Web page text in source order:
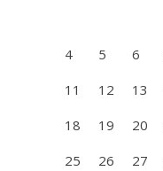
4 5 6
11 12 13
18 19 20
25 26 27